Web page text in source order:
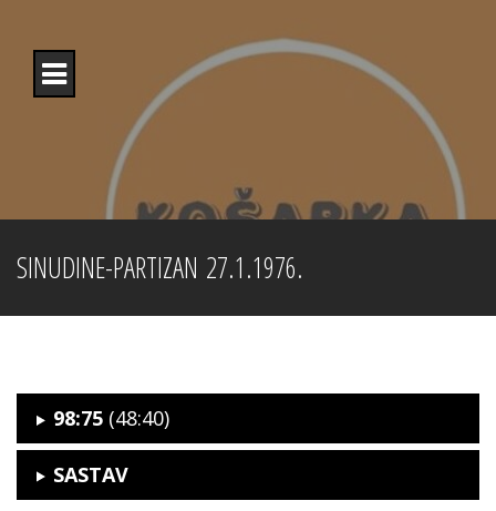
content
SINUDINE-PARTIZAN 27.1.1976.
98:75(48:40)
SASTAV